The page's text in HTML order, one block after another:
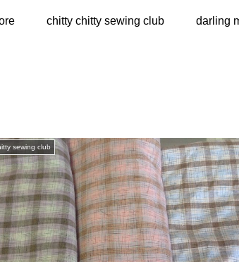
chitty chitty sewing club darling
sewing club